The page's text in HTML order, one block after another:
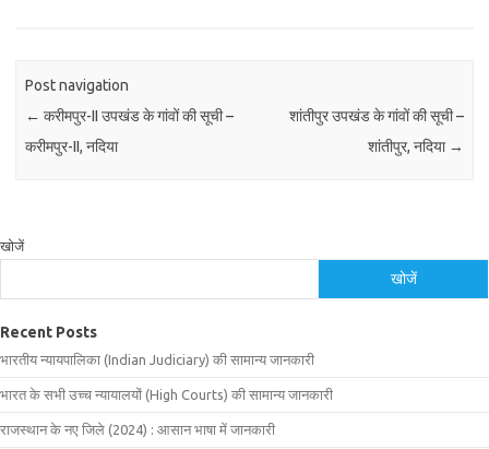
Post navigation
← करीमपुर-II उपखंड के गांवों की सूची –
करीमपुर-II, नदिया
शांतीपुर उपखंड के गांवों की सूची –
शांतीपुर, नदिया →
खोजें
खोजें
Recent Posts
भारतीय न्यायपालिका (Indian Judiciary) की सामान्य जानकारी
भारत के सभी उच्च न्यायालयों (High Courts) की सामान्य जानकारी
राजस्थान के नए जिले (2024) : आसान भाषा में जानकारी